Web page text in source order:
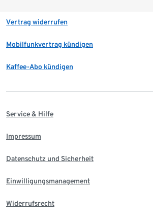
Vertrag widerrufen
Mobilfunkvertrag kündigen
Kaffee-Abo kündigen
Service & Hilfe
Impressum
Datenschutz und Sicherheit
Einwilligungsmanagement
Widerrufsrecht